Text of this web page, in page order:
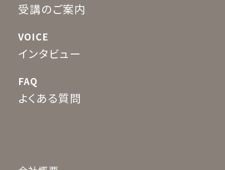
受講のご案内
VOICE
インタビュー
FAQ
よくある質問